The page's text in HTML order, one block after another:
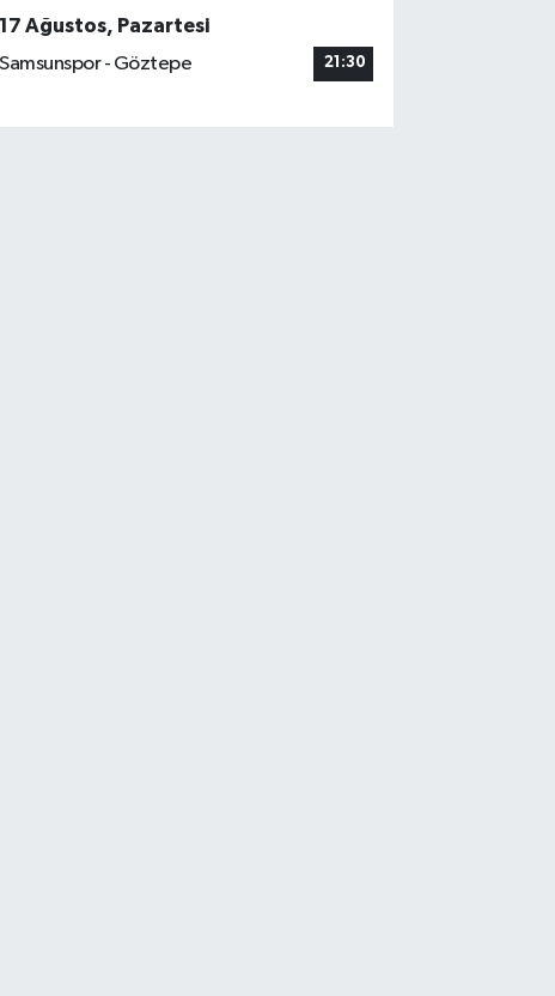
17 Ağustos, Pazartesi
Samsunspor - Göztepe
21:30